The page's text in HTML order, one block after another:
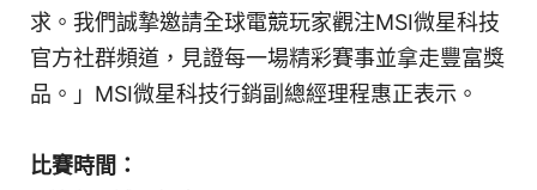
求。我們誠摯邀請全球電競玩家觀注MSI微星科技
官方社群頻道，見證每一場精彩賽事並拿走豐富獎
品。」MSI微星科技行銷副總經理程惠正表示。
比賽時間：